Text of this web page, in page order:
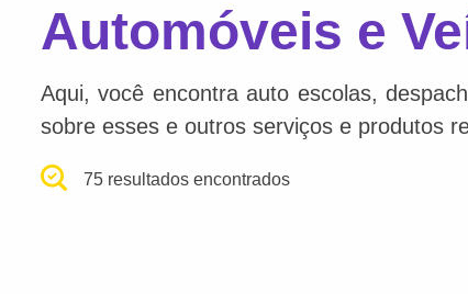
Automóveis e
Aqui, você encontra auto escolas,
sobre esses e outros serviços e produtos
75 resultados encontrados